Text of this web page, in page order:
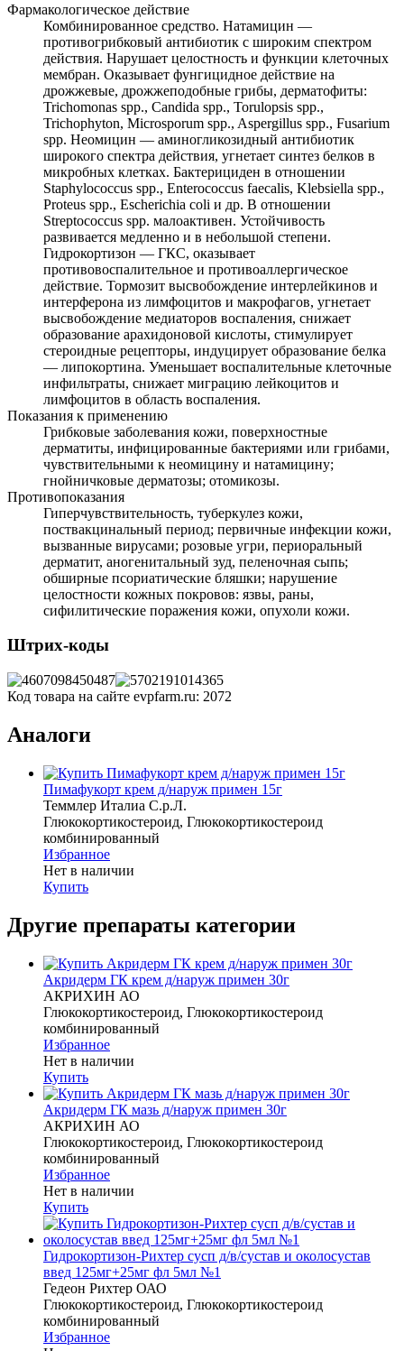
Фармакологическое действие
Комбинированное средство. Натамицин —
противогрибковый антибиотик с широким спектром
действия. Нарушает целостность и функции клеточных
мембран. Оказывает фунгицидное действие на
дрожжевые, дрожжеподобные грибы, дерматофиты:
Trichomonas spp., Candida spp., Torulopsis spp.,
Trichophyton, Microsporum spp., Aspergillus spp., Fusarium
spp. Неомицин — аминогликозидный антибиотик
широкого спектра действия, угнетает синтез белков в
микробных клетках. Бактерициден в отношении
Staphylococcus spp., Enterococcus faecalis, Klebsiella spp.,
Proteus spp., Escherichia coli и др. В отношении
Streptococcus spp. малоактивен. Устойчивость
развивается медленно и в небольшой степени.
Гидрокортизон — ГКС, оказывает
противовоспалительное и противоаллергическое
действие. Тормозит высвобождение интерлейкинов и
интерферона из лимфоцитов и макрофагов, угнетает
высвобождение медиаторов воспаления, снижает
образование арахидоновой кислоты, стимулирует
стероидные рецепторы, индуцирует образование белка
— липокортина. Уменьшает воспалительные клеточные
инфильтраты, снижает миграцию лейкоцитов и
лимфоцитов в область воспаления.
Показания к применению
Грибковые заболевания кожи, поверхностные
дерматиты, инфицированные бактериями или грибами,
чувствительными к неомицину и натамицину;
гнойничковые дерматозы; отомикозы.
Противопоказания
Гиперчувствительность, туберкулез кожи,
поствакцинальный период; первичные инфекции кожи,
вызванные вирусами; розовые угри, периоральный
дерматит, аногенитальный зуд, пеленочная сыпь;
обширные псориатические бляшки; нарушение
целостности кожных покровов: язвы, раны,
сифилитические поражения кожи, опухоли кожи.
Штрих-коды
Код товара на сайте evpfarm.ru: 2072
Аналоги
Пимафукорт крем д/наруж примен 15г
Теммлер Италиа С.р.Л.
Глюкокортикостероид, Глюкокортикостероид
комбинированный
Избранное
Нет в наличии
Купить
Другие препараты категории
Акридерм ГК крем д/наруж примен 30г
АКРИХИН АО
Глюкокортикостероид, Глюкокортикостероид
комбинированный
Избранное
Нет в наличии
Купить
Акридерм ГК мазь д/наруж примен 30г
АКРИХИН АО
Глюкокортикостероид, Глюкокортикостероид
комбинированный
Избранное
Нет в наличии
Купить
Гидрокортизон-Рихтер сусп д/в/сустав и околосустав
введ 125мг+25мг фл 5мл №1
Гедеон Рихтер ОАО
Глюкокортикостероид, Глюкокортикостероид
комбинированный
Избранное